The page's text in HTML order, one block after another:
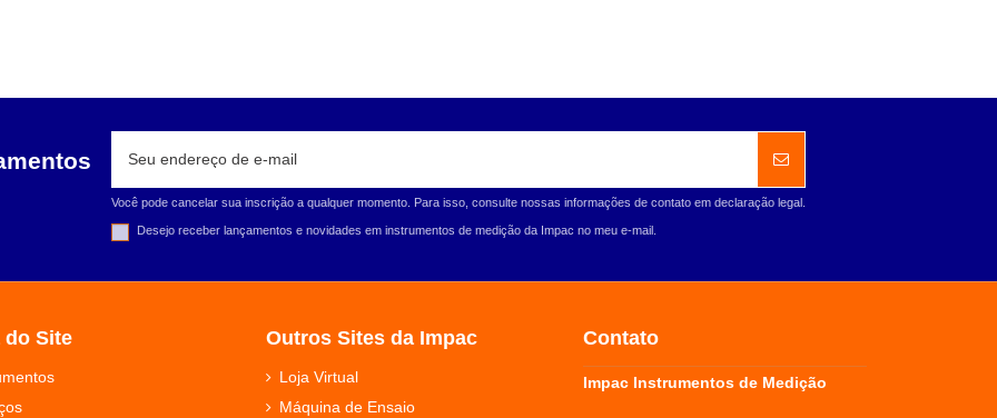
Você pode cancelar sua inscrição a qualquer momento. Para isso, consulte nossas informações de contato em declaração legal.
Desejo receber lançamentos e novidades em instrumentos de medição da Impac no meu e-mail.
do Site Outros Sites da Impac
Loja Virtual
Máquina de Ensaio
Contato
Impac Instrumentos de Medição